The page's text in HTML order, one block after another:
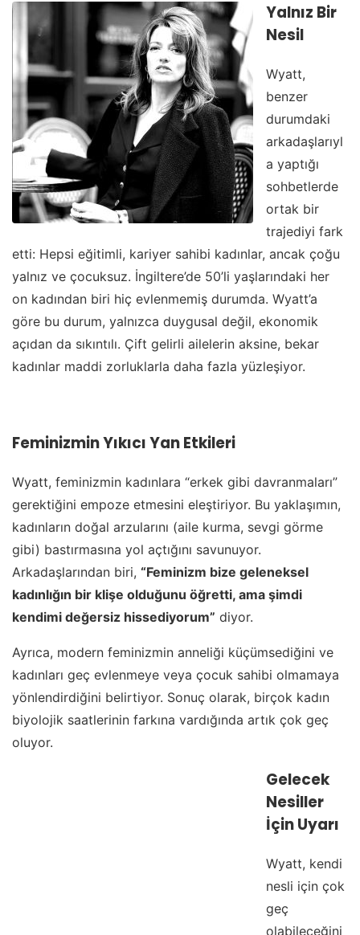
Yalnız Bir
Nesil
Wyatt,
benzer
durumdaki
arkadaşlarıyl
a yaptığı
sohbetlerde
ortak bir
trajediyi fark
etti: Hepsi eğitimli, kariyer sahibi kadınlar, ancak çoğu
yalnız ve çocuksuz. İngiltere’de 50’li yaşlarındaki her
on kadından biri hiç evlenmemiş durumda. Wyatt’a
göre bu durum, yalnızca duygusal değil, ekonomik
açıdan da sıkıntılı. Çift gelirli ailelerin aksine, bekar
kadınlar maddi zorluklarla daha fazla yüzleşiyor.
Feminizmin Yıkıcı Yan Etkileri
Wyatt, feminizmin kadınlara “erkek gibi davranmaları”
gerektiğini empoze etmesini eleştiriyor. Bu yaklaşımın,
kadınların doğal arzularını (aile kurma, sevgi görme
gibi) bastırmasına yol açtığını savunuyor.
Arkadaşlarından biri, “Feminizm bize geleneksel
kadınlığın bir klişe olduğunu öğretti, ama şimdi
kendimi değersiz hissediyorum” diyor.
Ayrıca, modern feminizmin anneliği küçümsediğini ve
kadınları geç evlenmeye veya çocuk sahibi olmamaya
yönlendirdiğini belirtiyor. Sonuç olarak, birçok kadın
biyolojik saatlerinin farkına vardığında artık çok geç
oluyor.
Gelecek
Nesiller
İçin Uyarı
Wyatt, kendi
nesli için çok
geç
olabileceğini